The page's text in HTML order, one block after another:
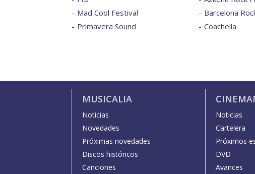
Mad Cool Festival
Primavera Sound
Barcelona
Coachella
MUSICALIA
Noticias
Novedades
Próximas novedades
Discos históricos
Canciones
Noticias
Cartelera
Próximos
DVD
Avances